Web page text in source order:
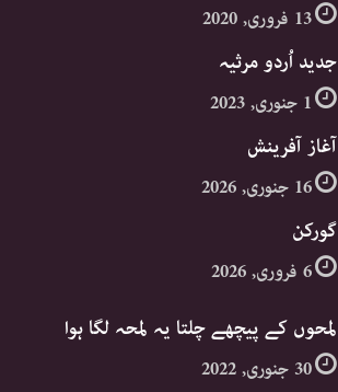
13 فروری, 2020
جدید اُردو مرثیہ
1 جنوری, 2023
آغاز آفرینش
16 جنوری, 2026
گورکن
6 فروری, 2026
لمحوں کے پیچھے چلتا یہ لمحہ لگا ہوا
30 جنوری, 2022